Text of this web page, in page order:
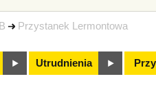
Przystanek Lermontowa
Utrudnienia